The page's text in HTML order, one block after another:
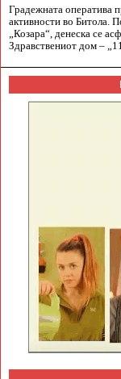
Градежната оператива
активности во Битола.
„Козара“, денеска се
Здравствениот дом –